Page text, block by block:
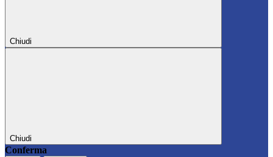
Chiudi
Chiudi
Conferma